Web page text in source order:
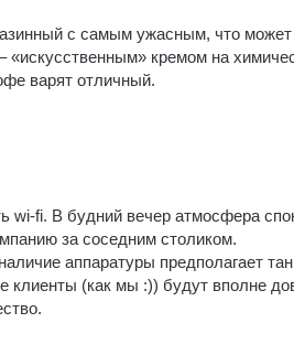
с самым ужасным, что
«искусственным» кремом на
варят отличный.
wi-fi. В будний вечер атмосфера
за соседним столиком.
аппаратуры предполагает
клиенты (как мы :)) будут вполне